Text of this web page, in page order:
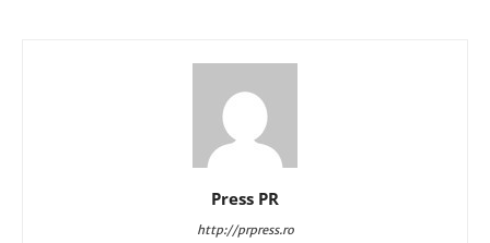
Press PR
http://prpress.ro